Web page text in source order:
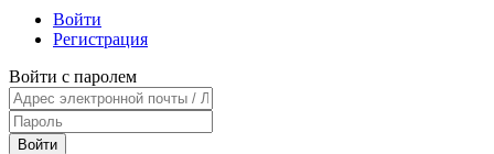
Войти
Регистрация
Войти с паролем
Войти